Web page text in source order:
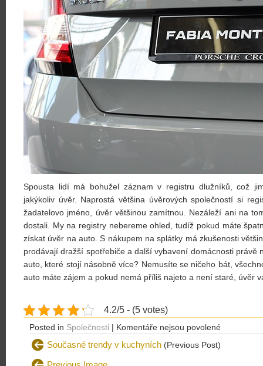
Spousta lidí má bohužel záznam v registru dlužníků, což
jakýkoliv úvěr. Naprostá většina úvěrových společností si
žadatelovo jméno, úvěr většinou zamítnou. Nezáleží ani na
dostali. My na registry nebereme ohled, tudíž pokud máte
získat úvěr na auto. S nákupem na splátky má zkušenosti
prodávají dražší spotřebiče a další vybavení domácnosti právě
auto, které stojí násobně více? Nemusíte se ničeho bát,
auto máte zájem a pokud nemá příliš najeto a není staré, úvěr
4.2/5 - (5 votes)
Posted in Společnosti | Komentáře nejsou povolenéu
Současné trendy v kuchyních (Previous Post)